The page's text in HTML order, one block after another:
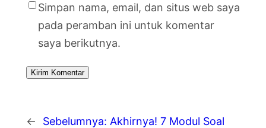
Simpan nama, email, dan situs web saya
pada peramban ini untuk komentar
saya berikutnya.
← Sebelumnya: Akhirnya! 7 Modul Soal